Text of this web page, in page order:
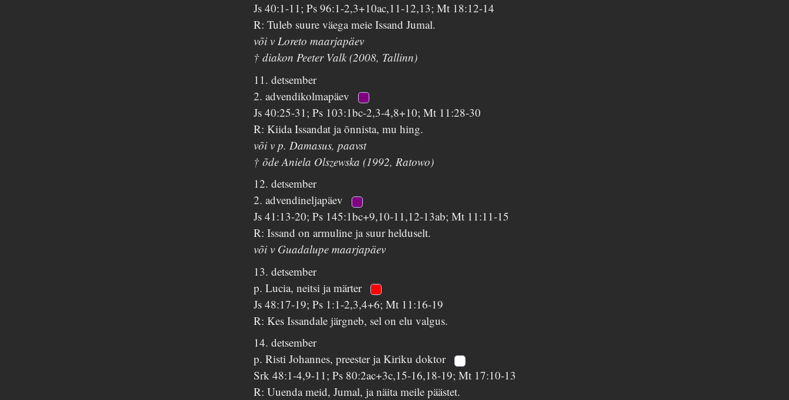
Js 40:1-11; Ps 96:1-2,3+10ac,11-12,13; Mt 18:12-14
R: Tuleb suure väega meie Issand Jumal.
või v Loreto maarjapäev
† diakon Peeter Valk (2008, Tallinn)
11. detsember
2. advendikolmapäev
Js 40:25-31; Ps 103:1bc-2,3-4,8+10; Mt 11:28-30
R: Kiida Issandat ja õnnista, mu hing.
või v p. Damasus, paavst
† õde Aniela Olszewska (1992, Ratowo)
12. detsember
2. advendineljapäev
Js 41:13-20; Ps 145:1bc+9,10-11,12-13ab; Mt 11:11-15
R: Issand on armuline ja suur helduselt.
või v Guadalupe maarjapäev
13. detsember
p. Lucia, neitsi ja märter
Js 48:17-19; Ps 1:1-2,3,4+6; Mt 11:16-19
R: Kes Issandale järgneb, sel on elu valgus.
14. detsember
p. Risti Johannes, preester ja Kiriku doktor
Srk 48:1-4,9-11; Ps 80:2ac+3c,15-16,18-19; Mt 17:10-13
R: Uuenda meid, Jumal, ja näita meile päästet.